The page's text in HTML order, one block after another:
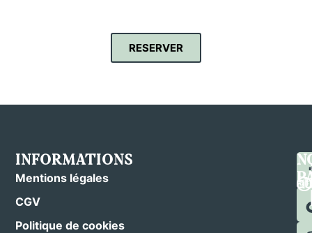
RESERVER
INFORMATIONS
Mentions légales
CGV
Politique de cookies